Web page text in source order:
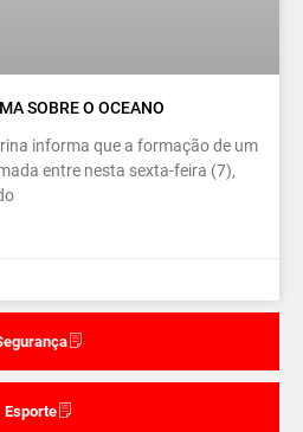
Esporte
SOBRE O OCEANO
informa que a formação de um
entre nesta sexta-feira (7),